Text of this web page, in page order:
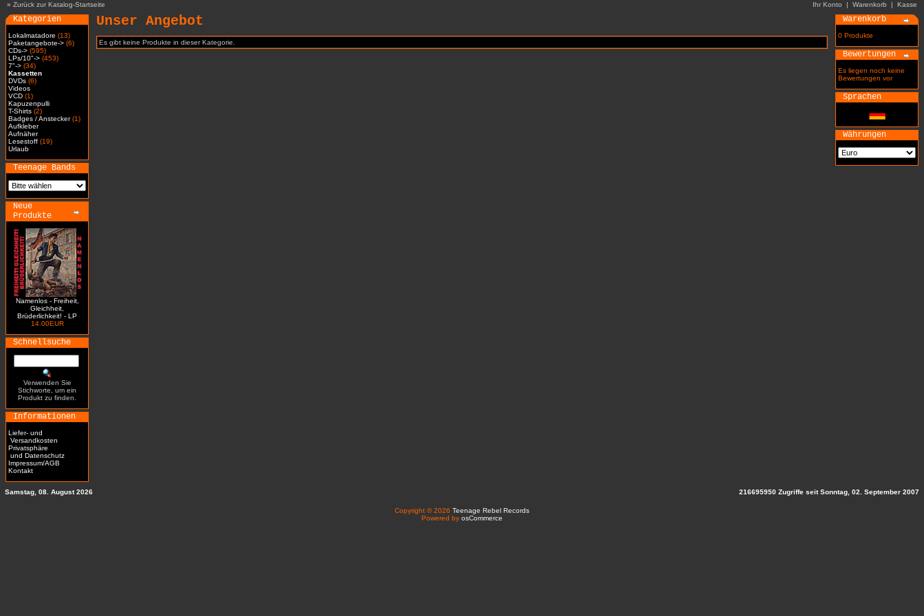
» Zurück zur Katalog-Startseite Ihr Konto | Warenkorb | Kasse
Kategorien
Lokalmatadore (13)
Paketangebote-> (6)
CDs-> (595)
LPs/10"-> (453)
7"-> (34)
Kassetten
DVDs (6)
Videos
VCD (1)
Kapuzenpulli
T-Shirts (2)
Badges / Anstecker(1)
Aufkleber
Aufnäher
Lesestoff (19)
Urlaub
Teenage Bands
Neue
Produkte
Namenlos - Freiheit,
Gleichheit,
Brüderlichkeit! - LP
14.00EUR
Schnellsuche
Verwenden Sie
Stichworte, um ein
Produkt zu finden.
Informationen
Liefer- und
Versandkosten
Privatsphäre
und Datenschutz
Impressum/AGB
Kontakt
Unser Angebot
Es gibt keine Produkte in dieser Kategorie.
Warenkorb
0 Produkte
Bewertungen
Es liegen noch keine
Bewertungen vor
Sprachen
Währungen
Samstag, 08. August 2026 216695950 Zugriffe seit Sonntag, 02. September 2007
Copyright © 2026 Teenage Rebel Records
Powered by osCommerce